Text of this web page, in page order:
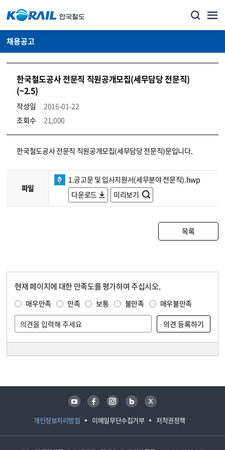
채용공고
한국철도공사 전문직 직원공개모집(세무담당 전문직)
(~2.5)
작성일
2016-01-22
조회수
21,000
코레일소개_경영공시_채용공고 상세보기 – 내용, 파일, 담당자 연락처로 구성
한국철도공사 전문직 직원공개모집(세무담당 전문직)문입니다.
파일
1.공고문 및 입사지원서(세무분야 전문직).hwp
다운로드
미리보기
목록
현재 페이지에 대한 만족도를 평가하여 주십시오.
매우만족 만족 보통 불만족 매우불만족
개인정보처리방침 이메일무단수집거부 저작권정책
유튜브 페이스북 인스타그램 블로그 트위터